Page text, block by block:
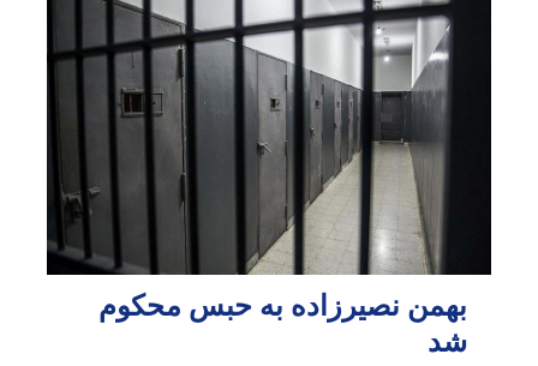
بهمن نصیرزاده به حبس محکوم
شد